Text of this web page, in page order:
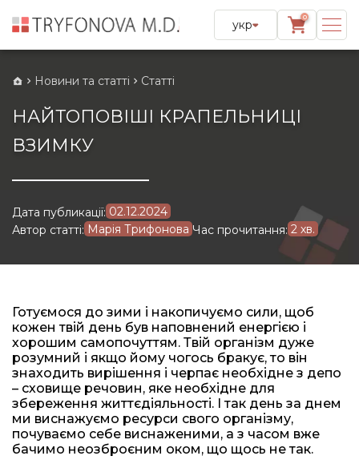
укр
0
Новини та статті Статті
НАЙТОПОВІШІ КРАПЕЛЬНИЦІ
ВЗИМКУ
Дата публикації: 02.12.2024
Автор статті: Марія Трифонова Час прочитання: 2 хв.
Готуємося до зими і накопичуємо сили, щоб
кожен твій день був наповнений енергією і
хорошим самопочуттям. Твій організм дуже
розумний і якщо йому чогось бракує, то він
знаходить вирішення і черпає необхідне з депо
– сховище речовин, яке необхідне для
збереження життєдіяльності. І так день за днем
ми виснажуємо ресурси свого організму,
почуваємо себе виснаженими, а з часом вже
бачимо неозброєним оком, що щось не так.